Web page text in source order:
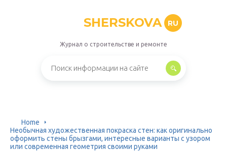
SHERSKOVA RU
Журнал о строительстве и ремонте
Home
Необычная художественная покраска стен: как оригинально
оформить стены брызгами, интересные варианты с узором
или современная геометрия своими руками